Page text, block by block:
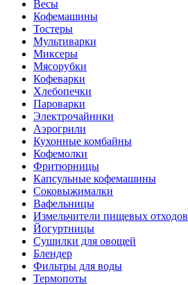
Весы
Кофемашины
Тостеры
Мультиварки
Миксеры
Мясорубки
Кофеварки
Хлебопечки
Пароварки
Электрочайники
Аэрогрили
Кухонные комбайны
Кофемолки
Фритюрницы
Капсульные кофемашины
Соковыжималки
Вафельницы
Измельчители пищевых отходов
Йогуртницы
Сушилки для овощей
Блендер
Фильтры для воды
Термопоты